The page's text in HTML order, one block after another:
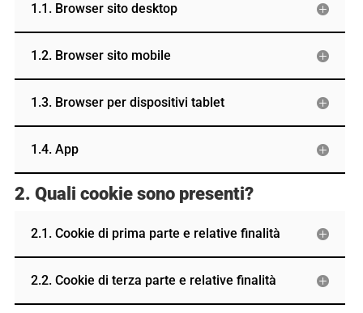
1.1. Browser sito desktop
1.2. Browser sito mobile
1.3. Browser per dispositivi tablet
1.4. App
2. Quali cookie sono presenti?
2.1. Cookie di prima parte e relative finalità
2.2. Cookie di terza parte e relative finalità